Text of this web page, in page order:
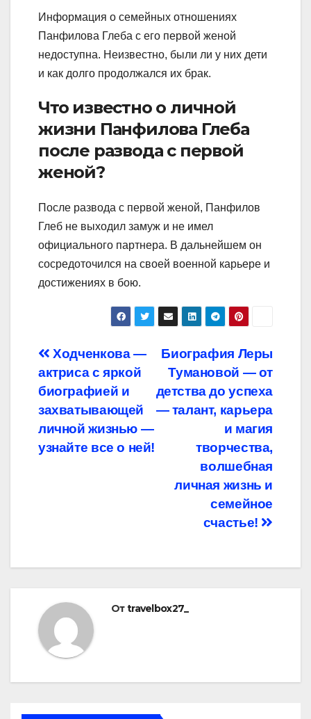
Информация о семейных отношениях
Панфилова Глеба с его первой женой
недоступна. Неизвестно, были ли у них дети
и как долго продолжался их брак.
Что известно о личной
жизни Панфилова Глеба
после развода с первой
женой?
После развода с первой женой, Панфилов
Глеб не выходил замуж и не имел
официального партнера. В дальнейшем он
сосредоточился на своей военной карьере и
достижениях в бою.
Навигация
по
записям
Биография Леры
Тумановой — от
детства до успеха
— талант, карьера
и магия
творчества,
волшебная
личная жизнь и
семейное
счастье!
Ходченкова —
актриса с яркой
биографией и
захватывающей
личной жизнью —
узнайте все о ней!
Отtravelbox27_